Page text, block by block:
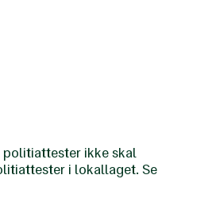
politiattester ikke skal
i lokallaget. Se